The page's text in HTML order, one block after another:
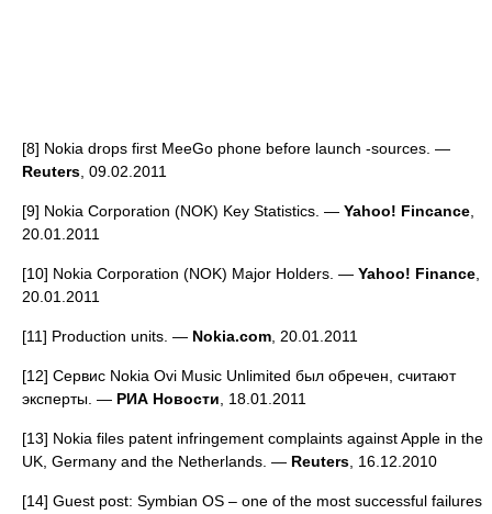
[8] Nokia drops first MeeGo phone before launch -sources. —
Reuters , 09.02.2011
[9] Nokia Corporation (NOK) Key Statistics. — Yahoo! Fincance
20.01.2011
[10] Nokia Corporation (NOK) Major Holders. — Yahoo! Finance
20.01.2011
[11] Production units. — Nokia.com , 20.01.2011
[12] Сервис Nokia Ovi Music Unlimited был обречен, считают
эксперты. — РИА Новости , 18.01.2011
[13] Nokia files patent infringement complaints against Apple in the
UK, Germany and the Netherlands. — Reuters , 16.12.2010
[14] Guest post: Symbian OS – one of the most successful failures